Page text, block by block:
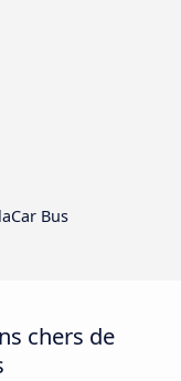
Bus
chers de